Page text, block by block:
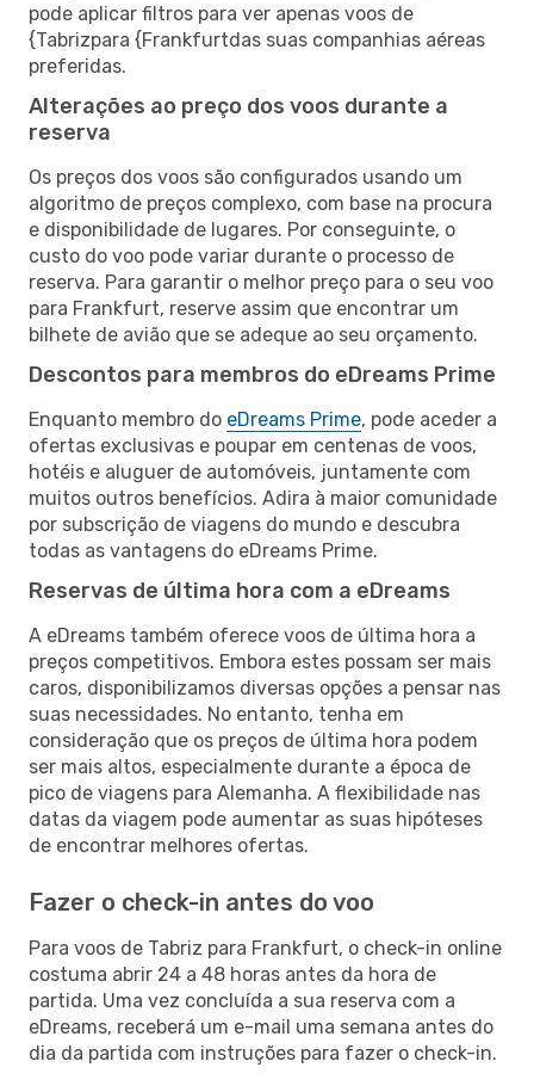
pode aplicar filtros para ver apenas voos de
{Tabrizpara {Frankfurtdas suas companhias aéreas
preferidas.
Alterações ao preço dos voos durante a
reserva
Os preços dos voos são configurados usando um
algoritmo de preços complexo, com base na procura
e disponibilidade de lugares. Por conseguinte, o
custo do voo pode variar durante o processo de
reserva. Para garantir o melhor preço para o seu voo
para Frankfurt, reserve assim que encontrar um
bilhete de avião que se adeque ao seu orçamento.
Descontos para membros do eDreams Prime
Enquanto membro do eDreams Prime, pode aceder a
ofertas exclusivas e poupar em centenas de voos,
hotéis e aluguer de automóveis, juntamente com
muitos outros benefícios. Adira à maior comunidade
por subscrição de viagens do mundo e descubra
todas as vantagens do eDreams Prime.
Reservas de última hora com a eDreams
A eDreams também oferece voos de última hora a
preços competitivos. Embora estes possam ser mais
caros, disponibilizamos diversas opções a pensar nas
suas necessidades. No entanto, tenha em
consideração que os preços de última hora podem
ser mais altos, especialmente durante a época de
pico de viagens para Alemanha. A flexibilidade nas
datas da viagem pode aumentar as suas hipóteses
de encontrar melhores ofertas.
Fazer o check-in antes do voo
Para voos de Tabriz para Frankfurt, o check-in online
costuma abrir 24 a 48 horas antes da hora de
partida. Uma vez concluída a sua reserva com a
eDreams, receberá um e-mail uma semana antes do
dia da partida com instruções para fazer o check-in.